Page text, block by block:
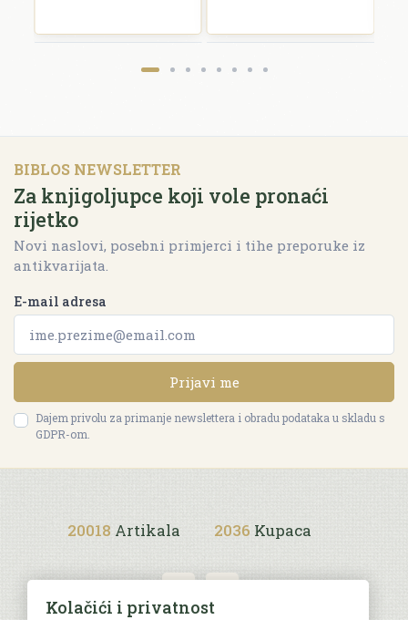
BIBLOS NEWSLETTER
Za knjigoljupce koji vole pronaći
rijetko
Novi naslovi, posebni primjerci i tihe preporuke iz
antikvarijata.
E-mail adresa
Prijavi me
Dajem privolu za primanje newslettera i obradu podataka u skladu s
GDPR-om.
20018 Artikala 2036 Kupaca
Kolačići i privatnost